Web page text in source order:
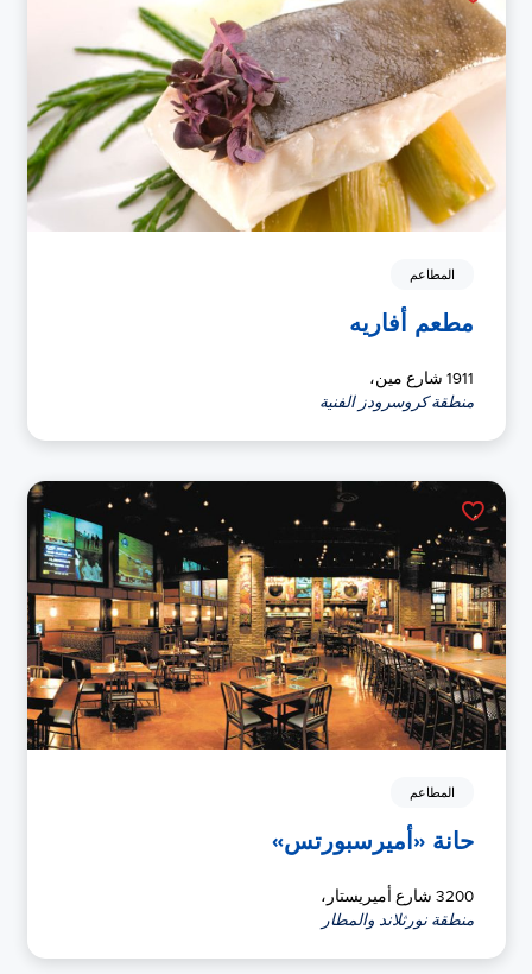
المطاعم
مطعم أفاريه
1911 شارع مين،
منطقة كروسرودز الفنية
المطاعم
حانة «أميرسبورتس»
3200 شارع أميريستار،
منطقة نورثلاند والمطار